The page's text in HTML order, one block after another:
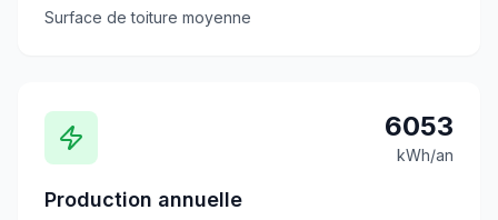
Surface de toiture moyenne
6053
kWh/an
Production annuelle